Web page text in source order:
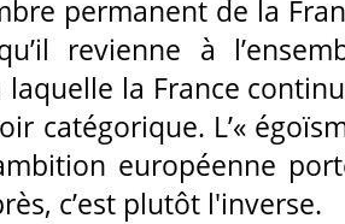
permanent de la
revienne à
la France
catégorique. L’«
européenne
c’est plutôt l'inverse.